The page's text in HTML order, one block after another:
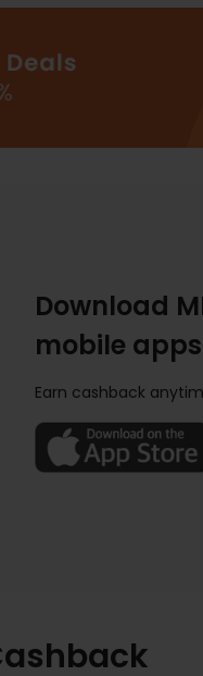
Download
mobile
Earn cashback